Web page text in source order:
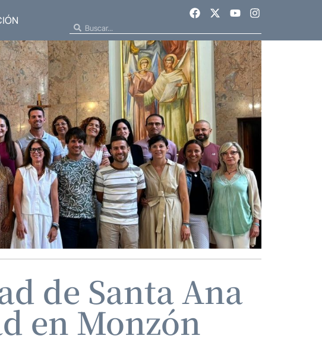
de Santa Ana
en Monzón